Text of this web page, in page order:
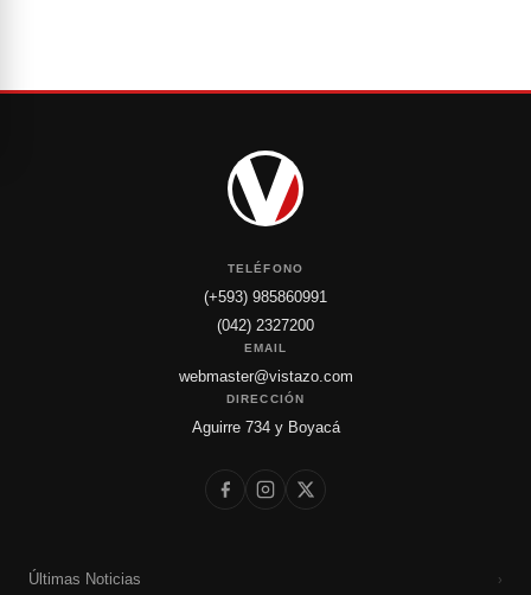
TELÉFONO
(+593) 985860991
(042) 2327200
EMAIL
webmaster@vistazo.com
DIRECCIÓN
Aguirre 734 y Boyacá
Últimas Noticias ›